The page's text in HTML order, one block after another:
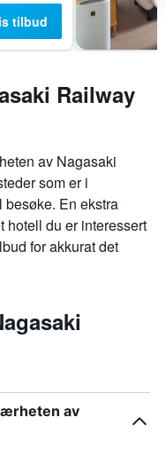
tilbud
Railway
av Nagasaki
som er i
En ekstra
hotell du er interessert
for akkurat det
av